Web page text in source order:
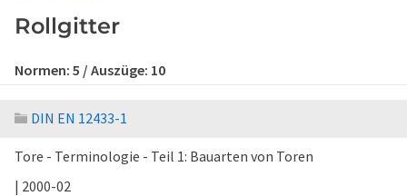
Rollgitter
Normen: 5 / Auszüge: 10
DIN EN 12433-1
Tore - Terminologie - Teil 1: Bauarten von Toren
| 2000-02